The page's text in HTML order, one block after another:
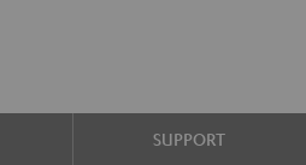
SUPPORT